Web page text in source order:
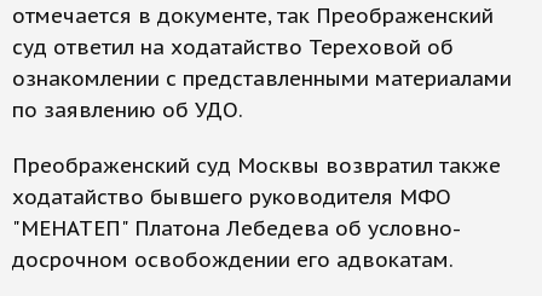
отмечается в документе, так Преображенский
суд ответил на ходатайство Тереховой об
ознакомлении с представленными материалами
по заявлению об УДО.
Преображенский суд Москвы возвратил также
ходатайство бывшего руководителя МФО
"МЕНАТЕП" Платона Лебедева об условно-
досрочном освобождении его адвокатам.